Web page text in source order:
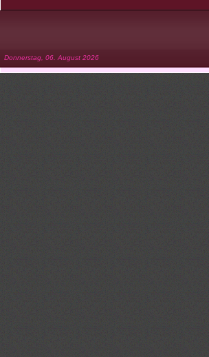
Donnerstag, 06. August 2026